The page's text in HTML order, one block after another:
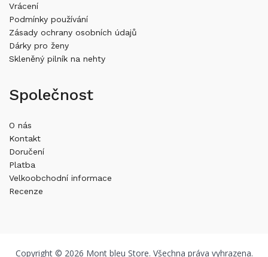
Vrácení
Podmínky používání
Zásady ochrany osobních údajů
Dárky pro ženy
Skleněný pilník na nehty
Společnost
O nás
Kontakt
Doručení
Platba
Velkoobchodní informace
Recenze
Copyright © 2026 Mont bleu Store. Všechna práva vyhrazena.